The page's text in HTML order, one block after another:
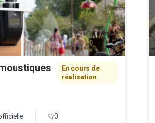
En cours de
réalisation
0